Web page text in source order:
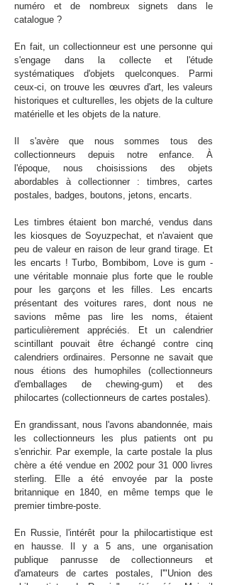
numéro et de nombreux signets dans le
catalogue ?
En fait, un collectionneur est une personne qui
s'engage dans la collecte et l'étude
systématiques d'objets quelconques. Parmi
ceux-ci, on trouve les œuvres d'art, les valeurs
historiques et culturelles, les objets de la culture
matérielle et les objets de la nature.
Il s'avère que nous sommes tous des
collectionneurs depuis notre enfance. À
l'époque, nous choisissions des objets
abordables à collectionner : timbres, cartes
postales, badges, boutons, jetons, encarts.
Les timbres étaient bon marché, vendus dans
les kiosques de Soyuzpechat, et n'avaient que
peu de valeur en raison de leur grand tirage. Et
les encarts ! Turbo, Bombibom, Love is gum -
une véritable monnaie plus forte que le rouble
pour les garçons et les filles. Les encarts
présentant des voitures rares, dont nous ne
savions même pas lire les noms, étaient
particulièrement appréciés. Et un calendrier
scintillant pouvait être échangé contre cinq
calendriers ordinaires. Personne ne savait que
nous étions des humophiles (collectionneurs
d'emballages de chewing-gum) et des
philocartes (collectionneurs de cartes postales).
En grandissant, nous l'avons abandonnée, mais
les collectionneurs les plus patients ont pu
s'enrichir. Par exemple, la carte postale la plus
chère a été vendue en 2002 pour 31 000 livres
sterling. Elle a été envoyée par la poste
britannique en 1840, en même temps que le
premier timbre-poste.
En Russie, l'intérêt pour la philocartistique est
en hausse. Il y a 5 ans, une organisation
publique panrusse de collectionneurs et
d'amateurs de cartes postales, l'"Union des